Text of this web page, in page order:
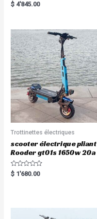
Rated
5.00
$ 4'845.00
Trottinettes électriques
scooter électrique pliant
Rooder gt01s 1650w 20a
R
a
$ 1'680.00